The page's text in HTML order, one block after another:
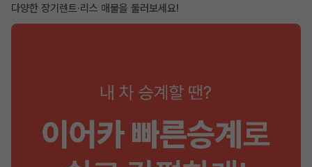
다양한 장기렌트·리스 매물을 둘러보세요!